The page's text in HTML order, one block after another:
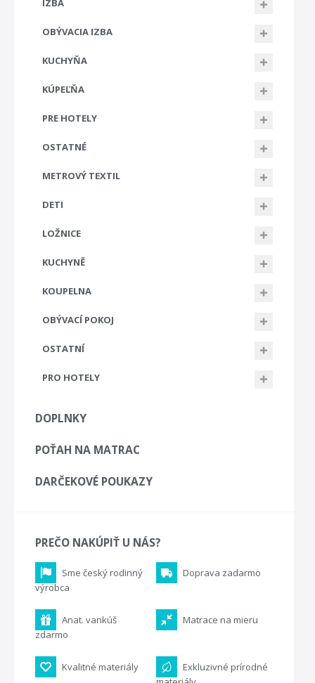
IZBA
OBÝVACIA IZBA
KUCHYŇA
KÚPEĽŇA
PRE HOTELY
OSTATNÉ
METROVÝ TEXTIL
DETI
LOŽNICE
KUCHYNĚ
KOUPELNA
OBÝVACÍ POKOJ
OSTATNÍ
PRO HOTELY
DOPLNKY
POŤAH NA MATRAC
DARČEKOVÉ POUKAZY
PREČO NAKÚPIŤ U NÁS?
Sme český rodinný
výrobca
Doprava zadarmo
Anat. vankúš
zdarmo
Matrace na mieru
Kvalitné materiály
Exkluzivné prírodné